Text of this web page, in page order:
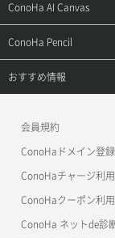
よくある質問
APIドキュメントVPS3.0
APIドキュメントVPS3.0
サポートトップ
ご利用ガイド
ConoHa AI Canvas
サポートトップ
ご利用ガイド
ConoHa Pencil
サポートトップ
おすすめ情報
美雲このは徹底ガイド
会員規約
ConoHaドメイン登
ConoHaチャージ利
ConoHaクーポン利
ConoHa ネットde診